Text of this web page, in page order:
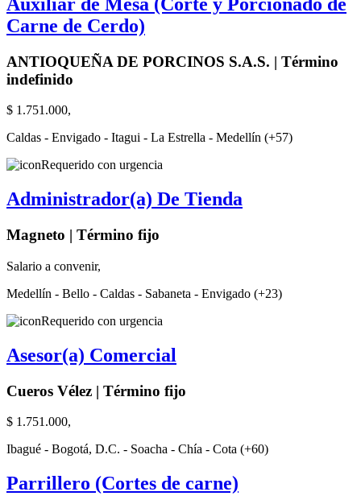
Carne de Cerdo)
ANTIOQUEÑA DE PORCINOS S.A.S. | Término
indefinido
$ 1.751.000,
Caldas - Envigado - Itagui - La Estrella - Medellín (+57)
Requerido con urgencia
Administrador(a) De Tienda
Magneto | Término fijo
Salario a convenir,
Medellín - Bello - Caldas - Sabaneta - Envigado (+23)
Requerido con urgencia
Asesor(a) Comercial
Cueros Vélez | Término fijo
$ 1.751.000,
Ibagué - Bogotá, D.C. - Soacha - Chía - Cota (+60)
Parrillero (Cortes de carne)